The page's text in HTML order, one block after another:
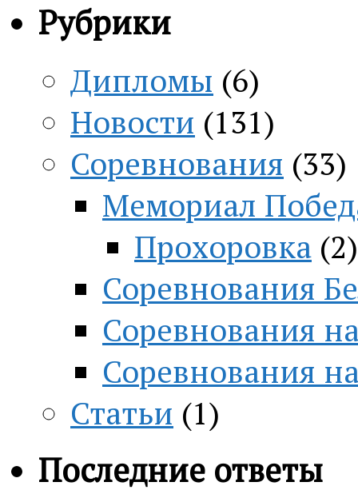
Рубрики
Дипломы (6)
Новости (131)
Соревнования (33)
Мемориал
Прохоровка (2)
Соревнования
Соревнования
Соревнования
Статьи (1)
Последние ответы